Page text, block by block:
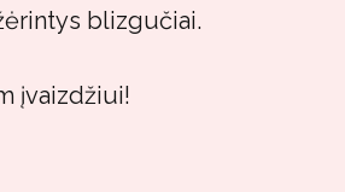
blizgučiai.
įvaizdžiui!